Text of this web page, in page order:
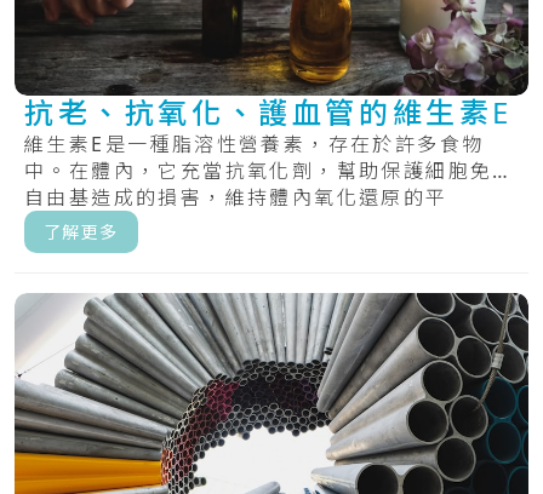
抗老、抗氧化、護血管的維生素E
維生素E是一種脂溶性營養素，存在於許多食物
中。在體內，它充當抗氧化劑，幫助保護細胞免受
自由基造成的損害，維持體內氧化還原的平
衡。.....
了解更多